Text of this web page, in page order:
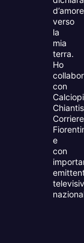
d’amore
verso
la
mia
terra.
Ho
con
Corriere
e
con